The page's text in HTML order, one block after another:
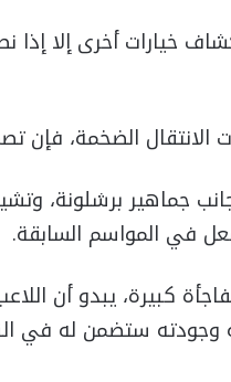
خيارات أخرى إلا إذا
الضخمة، فإن
جماهير برشلونة،
في المواسم السابقة.
وجودته ستضمن له